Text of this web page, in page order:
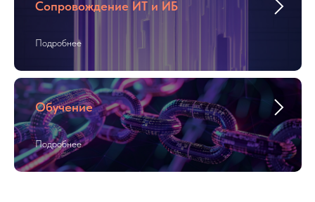
Сопровождение ИТ и ИБ
Подробнее
Обучение
Подробнее